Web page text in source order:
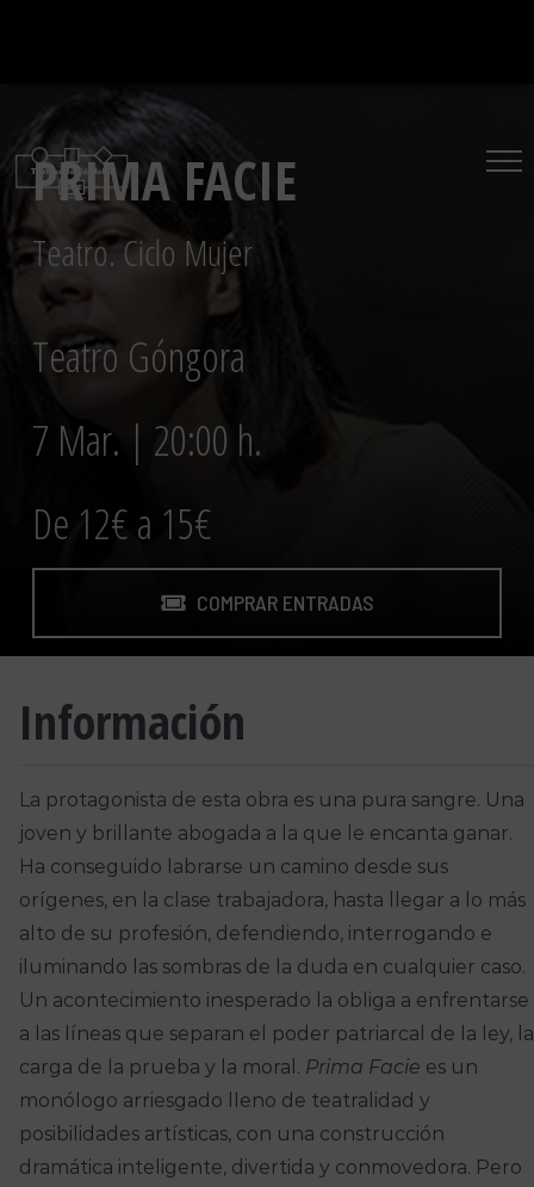
PRIMA FACIE
Teatro. Ciclo Mujer
Teatro Góngora
7 Mar. | 20:00 h.
De 12€ a 15€
COMPRAR ENTRADAS
Información
La protagonista de esta obra es una pura sangre. Una
joven y brillante abogada a la que le encanta ganar.
Ha conseguido labrarse un camino desde sus
orígenes, en la clase trabajadora, hasta llegar a lo más
alto de su profesión, defendiendo, interrogando e
iluminando las sombras de la duda en cualquier caso.
Un acontecimiento inesperado la obliga a enfrentarse
a las líneas que separan el poder patriarcal de la ley, la
carga de la prueba y la moral. Prima Facie es un
monólogo arriesgado lleno de teatralidad y
posibilidades artísticas, con una construcción
dramática inteligente, divertida y conmovedora. Pero